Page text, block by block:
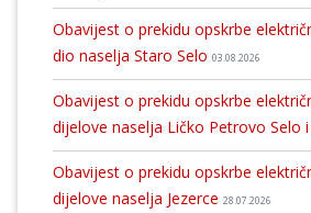
Obavijest o prekidu opskrbe
dio naselja Staro Selo 03.08.2026
Obavijest o prekidu opskrbe
dijelove naselja Ličko Petrovo Selo
Obavijest o prekidu opskrbe
dijelove naselja Jezerce 28.07.2026